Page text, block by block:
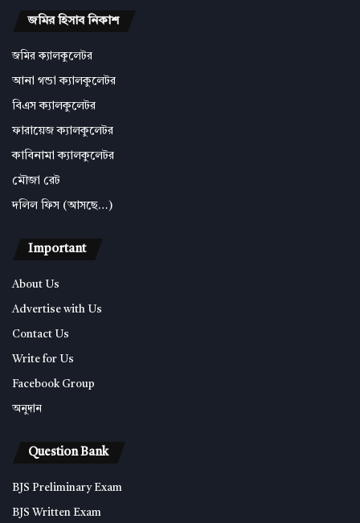
জমির হিসাব নিকাশ
জমির ক্যালকুলেটর
আনা গন্ডা ক্যালকুলেটর
বিএস ক্যালকুলেটর
ফারায়েজ ক্যালকুলেটর
কাবিনামা ক্যালকুলেটর
মৌজা রেট
দলিল ফিস (আসছে…)
Important
About Us
Advertise with Us
Contact Us
Write for Us
Facebook Group
অনুদান
Question Bank
BJS Preliminary Exam
BJS Written Exam